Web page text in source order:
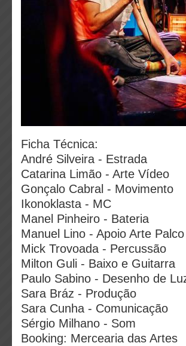
Ficha Técnica:
André Silveira - Estrada
Catarina Limão - Arte Vídeo
Gonçalo Cabral - Movimento
Ikonoklasta - MC
Manel Pinheiro - Bateria
Manuel Lino - Apoio Arte Palco
Mick Trovoada - Percussão
Milton Guli - Baixo e Guitarra
Paulo Sabino - Desenho de
Sara Bráz - Produção
Sara Cunha - Comunicação
Sérgio Milhano - Som
Booking: Mercearia das Artes